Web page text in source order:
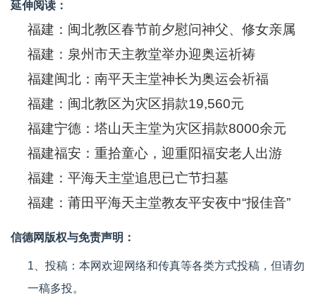
延伸阅读：
福建：闽北教区春节前夕慰问神父、修女亲属
福建：泉州市天主教堂举办迎奥运祈祷
福建闽北：南平天主堂神长为奥运会祈福
福建：闽北教区为灾区捐款19,560元
福建宁德：塔山天主堂为灾区捐款8000余元
福建福安：重拾童心，迎重阳福安老人出游
福建：平海天主堂追思已亡节扫墓
福建：莆田平海天主堂教友平安夜中“报佳音”
信德网版权与免责声明：
1、投稿：本网欢迎网络和传真等各类方式投稿，但请勿
一稿多投。